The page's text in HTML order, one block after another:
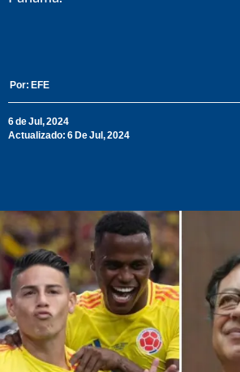
Por: EFE
6 de Jul, 2024
Actualizado: 6 De Jul, 2024